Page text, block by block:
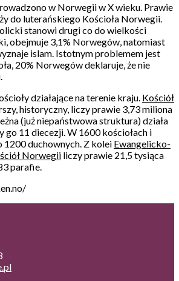
w Norwegii w X wieku. Prawie
do luterańskiego Kościoła Norwegii.
stanowi drugi co do wielkości
obejmuje 3,1% Norwegów, natomiast
islam. Istotnym problemem jest
20% Norwegów deklaruje, że nie
działające na terenie kraju. Kościół
historyczny, liczy prawie 3,73 miliona
(już niepaństwowa struktura) działa
go 11 diecezji. W 1600 kościołach i
1200 duchownych. Z kolei Ewangelicko-
Norwegii liczy prawie 21,5 tysiąca
parafie.